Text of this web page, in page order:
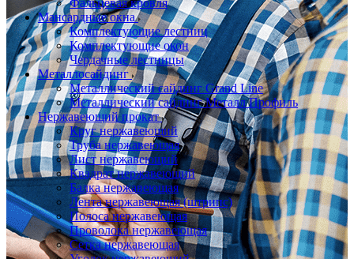
Фальцевая кровля
Мансардные окна
Комплектующие лестниц
Комплектующие окон
Чердачные лестницы
Металлосайдинг
Металлический сайдинг Grand Line
Металлический сайдинг Металл Профиль
Нержавеющий прокат
Круг нержавеющий
Труба нержавеющая
Лист нержавеющий
Квадрат нержавеющий
Балка нержавеющая
Лента нержавеющая (штрипс)
Полоса нержавеющая
Проволока нержавеющая
Сетка нержавеющая